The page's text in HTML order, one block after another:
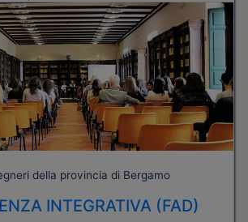
della provincia di Bergamo
INTEGRATIVA (FAD)